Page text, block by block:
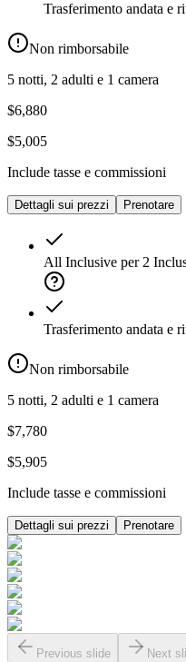
Trasferimento andata e
Non rimborsabile
5 notti, 2 adulti e 1 camera
$6,880
$5,005
Include tasse e commissioni
Dettagli sui prezzi Prenotare
All Inclusive per 2
Trasferimento andata e
Non rimborsabile
5 notti, 2 adulti e 1 camera
$7,780
$5,905
Include tasse e commissioni
Dettagli sui prezzi Prenotare
Previous slide Next